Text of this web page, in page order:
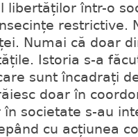
libertăților într-o
restrictive.
Numai că doar
Istoria s-a
sunt încadrați
doar în
societate s-au
cu acțiunea